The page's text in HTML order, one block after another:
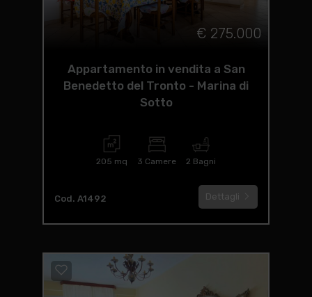
€ 275.000
Appartamento in vendita a San
Benedetto del Tronto - Marina di
Sotto
205 mq 3 Camere 2 Bagni
Cod. A1492 Dettagli